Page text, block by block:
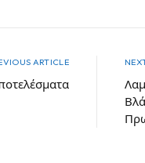
ARTICLE